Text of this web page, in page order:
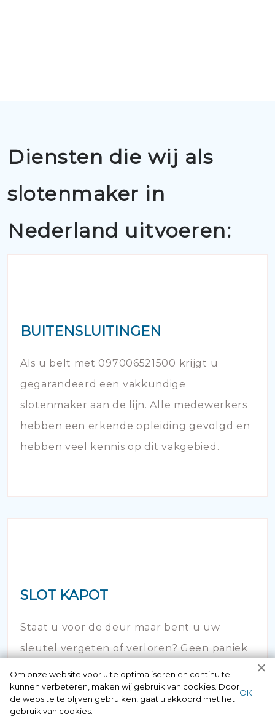
Diensten die wij als
slotenmaker in
Nederland uitvoeren:
BUITENSLUITINGEN
Als u belt met 097006521500 krijgt u
gegarandeerd een vakkundige
slotenmaker aan de lijn. Alle medewerkers
hebben een erkende opleiding gevolgd en
hebben veel kennis op dit vakgebied.
SLOT KAPOT
Staat u voor de deur maar bent u uw
sleutel vergeten of verloren? Geen paniek
maar bel ons! Binnen no time opent onze
slotenspecialist de deur en kunt u weer uw
huis in!
Om onze website voor u te optimaliseren en continu te
kunnen verbeteren, maken wij gebruik van cookies. Door
de website te blijven gebruiken, gaat u akkoord met het
gebruik van cookies.
ОК